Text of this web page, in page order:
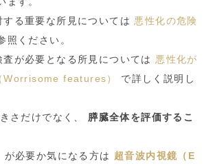
する重要な所見については 悪性化の危険
照ください。
が必要となる所見については 悪性化が
Worrisome features） で詳しく説明し
さだけでなく、 膵臓全体を評価するこ
必要か気になる方は 超音波内視鏡（E